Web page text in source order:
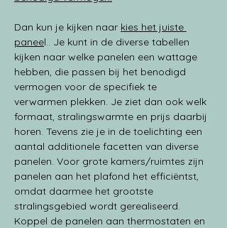
Dan kun je kijken naar kies het juiste
paneel.. Je kunt in de diverse tabellen
kijken naar welke panelen een wattage
hebben, die passen bij het benodigd
vermogen voor de specifiek te
verwarmen plekken. Je ziet dan ook welk
formaat, stralingswarmte en prijs daarbij
horen. Tevens zie je in de toelichting een
aantal additionele facetten van diverse
panelen. Voor grote kamers/ruimtes zijn
panelen aan het plafond het efficiëntst,
omdat daarmee het grootste
stralingsgebied wordt gerealiseerd.
Koppel de panelen aan thermostaten en